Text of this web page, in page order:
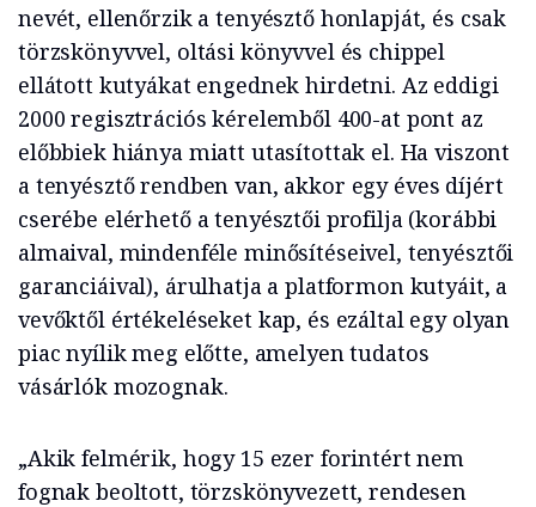
nevét, ellenőrzik a tenyésztő honlapját, és csak
törzskönyvvel, oltási könyvvel és chippel
ellátott kutyákat engednek hirdetni. Az eddigi
2000 regisztrációs kérelemből 400-at pont az
előbbiek hiánya miatt utasítottak el. Ha viszont
a tenyésztő rendben van, akkor egy éves díjért
cserébe elérhető a tenyésztői profilja (korábbi
almaival, mindenféle minősítéseivel, tenyésztői
garanciáival), árulhatja a platformon kutyáit, a
vevőktől értékeléseket kap, és ezáltal egy olyan
piac nyílik meg előtte, amelyen tudatos
vásárlók mozognak.
„Akik felmérik, hogy 15 ezer forintért nem
fognak beoltott, törzskönyvezett, rendesen